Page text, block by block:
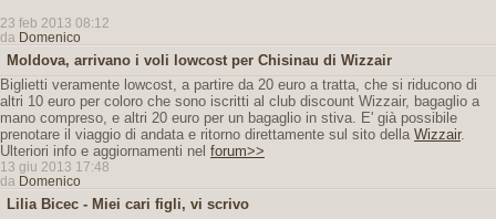
23 feb 2013 08:12
da Domenico
Moldova, arrivano i voli lowcost per Chisinau di Wizzair
Biglietti veramente lowcost, a partire da 20 euro a tratta, che si riducono di
altri 10 euro per coloro che sono iscritti al club discount Wizzair, bagaglio a
mano compreso, e altri 20 euro per un bagaglio in stiva. E' già possibile
prenotare il viaggio di andata e ritorno direttamente sul sito della Wizzair.
Ulteriori info e aggiornamenti nel forum>>
13 giu 2013 17:48
da Domenico
Lilia Bicec - Miei cari figli, vi scrivo